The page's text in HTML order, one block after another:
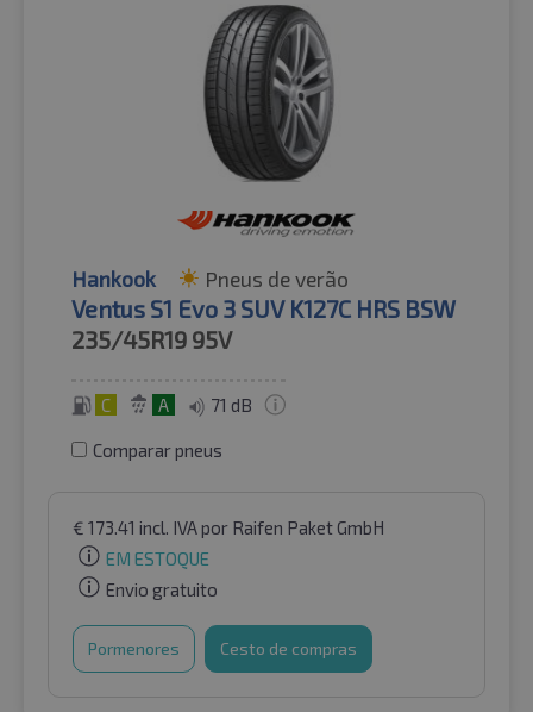
Hankook Pneus de verão
Ventus S1 Evo 3 SUV K127C HRS BSW
235/45R19 95V
C A 71 dB
Comparar pneus
€ 173.41 incl. IVApor Raifen Paket GmbH
EM ESTOQUE
Envio gratuito
Pormenores Cesto de compras